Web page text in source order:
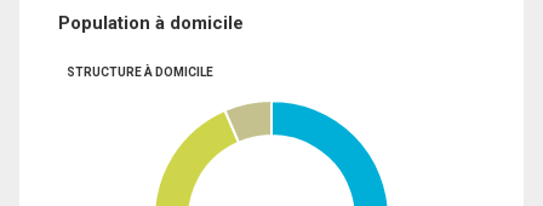
Population à domicile
STRUCTURE À DOMICILE